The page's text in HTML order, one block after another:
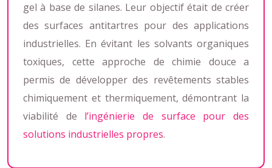
gel à base de silanes. Leur objectif était de créer
des surfaces antitartres pour des applications
industrielles. En évitant les solvants organiques
toxiques, cette approche de chimie douce a
permis de développer des revêtements stables
chimiquement et thermiquement, démontrant la
viabilité de l’ingénierie de surface pour des
solutions industrielles propres.